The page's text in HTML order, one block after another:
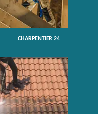
CHARPENTIER 24